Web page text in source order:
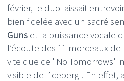
février, le duo laissait
bien ficelée avec un sacré
Guns et la puissance vocale
l’écoute des 11 morceaux de
vite que ce "No Tomorrows"
visible de l’iceberg ! En effet,